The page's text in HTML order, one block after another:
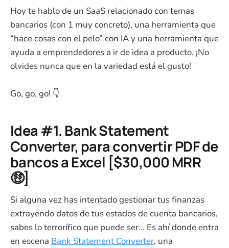
Hoy te hablo de un SaaS relacionado con temas
bancarios (con 1 muy concreto), una herramienta que
“hace cosas con el pelo” con IA y una herramienta que
ayuda a emprendedores a ir de idea a producto. ¡No
olvides nunca que en la variedad está el gusto!
Go, go, go! 👇
Idea #1. Bank Statement
Converter, para convertir PDF de
bancos a Excel [$30,000 MRR
🤑]
Si alguna vez has intentado gestionar tus finanzas
extrayendo datos de tus estados de cuenta bancarios,
sabes lo terrorífico que puede ser... Es ahí donde entra
en escena Bank Statement Converter, una